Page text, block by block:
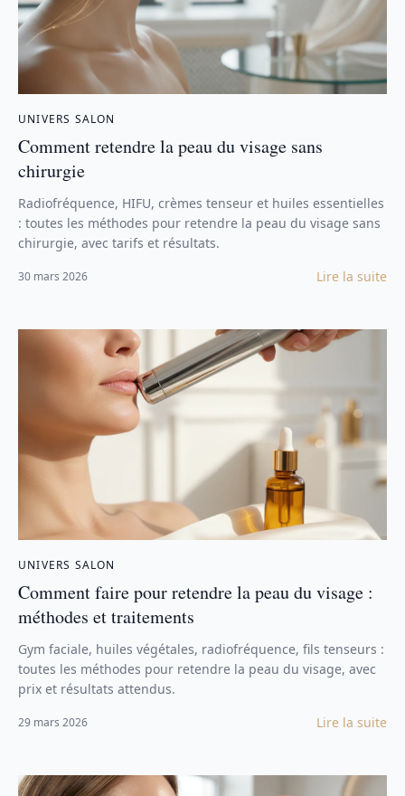
UNIVERS SALON
Comment retendre la peau du visage sans
chirurgie
Radiofréquence, HIFU, crèmes tenseur et huiles essentielles
: toutes les méthodes pour retendre la peau du visage sans
chirurgie, avec tarifs et résultats.
30 mars 2026 Lire la suite
UNIVERS SALON
Comment faire pour retendre la peau du visage :
méthodes et traitements
Gym faciale, huiles végétales, radiofréquence, fils tenseurs :
toutes les méthodes pour retendre la peau du visage, avec
prix et résultats attendus.
29 mars 2026 Lire la suite